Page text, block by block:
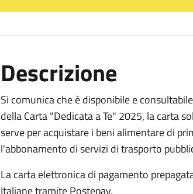
Descrizione
Si comunica che è disponibile e
della Carta "Dedicata a Te" 2025, la carta
serve per acquistare i beni alimentare di
l'abbonamento di servizi di trasporto
La carta elettronica di pagamento
Italiane tramite Postepay.